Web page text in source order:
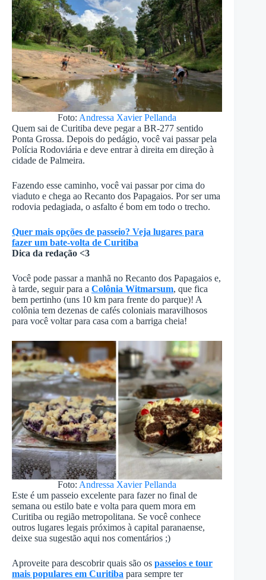
Foto: Andressa Xavier Pellanda
Quem sai de Curitiba deve pegar a BR-277 sentido
Ponta Grossa. Depois do pedágio, você vai passar pela
Polícia Rodoviária e deve entrar à direita em direção à
cidade de Palmeira.
Fazendo esse caminho, você vai passar por cima do
viaduto e chega ao Recanto dos Papagaios. Por ser uma
rodovia pedagiada, o asfalto é bom em todo o trecho.
Quer mais opções de passeio? Veja lugares para
fazer um bate-volta de Curitiba
Dica da redação <3
Você pode passar a manhã no Recanto dos Papagaios e,
à tarde, seguir para a Colônia Witmarsum, que fica
bem pertinho (uns 10 km para frente do parque)! A
colônia tem dezenas de cafés coloniais maravilhosos
para você voltar para casa com a barriga cheia!
Foto: Andressa Xavier Pellanda
Este é um passeio excelente para fazer no final de
semana ou estilo bate e volta para quem mora em
Curitiba ou região metropolitana. Se você conhece
outros lugares legais próximos à capital paranaense,
deixe sua sugestão aqui nos comentários ;)
Aproveite para descobrir quais são os passeios e tour
mais populares em Curitiba para sempre ter